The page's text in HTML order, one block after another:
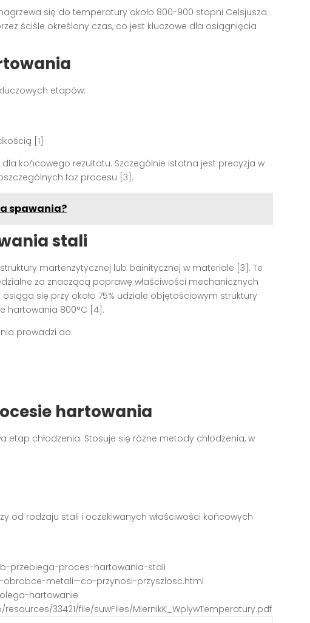
się do temperatury około 800-900 stopni Celsjusza.
ściśle określony czas, co jest kluczowe dla osiągnięcia
etapów:
[1]
końcowego rezultatu. Szczególnie istotna jest precyzja w
faz procesu [3].
spawania?
stali
martenzytycznej lub bainitycznej w materiale [3]. Te
za znaczącą poprawę właściwości mechanicznych
się przy około 75% udziale objętościowym struktury
hartowania 800°C [4].
prowadzi do:
hartowania
chłodzenia. Stosuje się różne metody chłodzenia, w
od rodzaju stali i oczekiwanych właściwości końcowych
przebiega-proces-hartowania-stali
metali—co-przynosi-przyszlosc.html
hartowanie
33421/file/suwFiles/MiernikK_WplywTemperatury.pdf